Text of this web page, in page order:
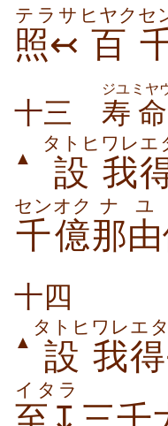
照↢
テラサ
百
ヒヤク セ
十三 寿
ジユ
命
ミヤ
▲ 設
タトヒ
我
ワレエ
千億
センオク
那由
ナユ
十四
▲ 設
タトヒ
我
ワレエ
イタラ